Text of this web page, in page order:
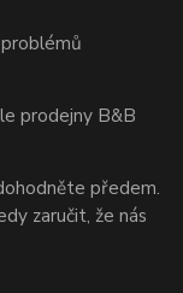
prodejny B&B
předem.
zaručit, že nás